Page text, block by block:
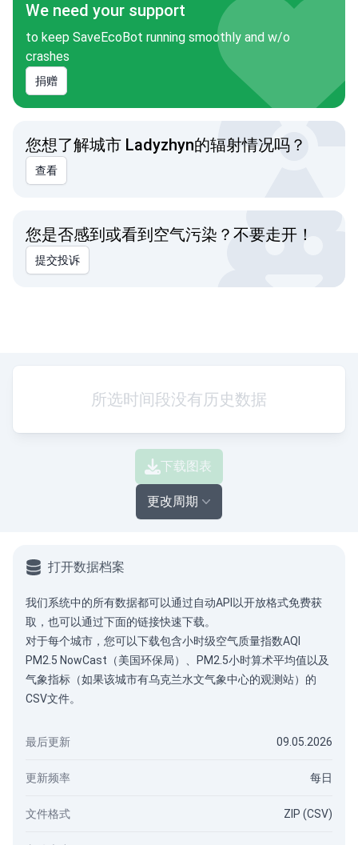
We need your support
to keep SaveEcoBot running smoothly and w/o
crashes
捐赠
您想了解城市 Ladyzhyn的辐射情况吗？
查看
您是否感到或看到空气污染？不要走开！
提交投诉
所选时间段没有历史数据
下载图表
更改周期
打开数据档案
我们系统中的所有数据都可以通过自动API 以开放格式免费获
取，也可以通过下面的链接快速下载。
对于每个城市，您可以下载包含小时级空气质量指数AQI
PM2.5 NowCast（美国环保局）、PM2.5小时算术平均值以及
气象指标（如果该城市有乌克兰水文气象中心的观测站）的
CSV文件。
最后更新 09.05.2026
更新频率 每日
文件格式 ZIP (CSV)